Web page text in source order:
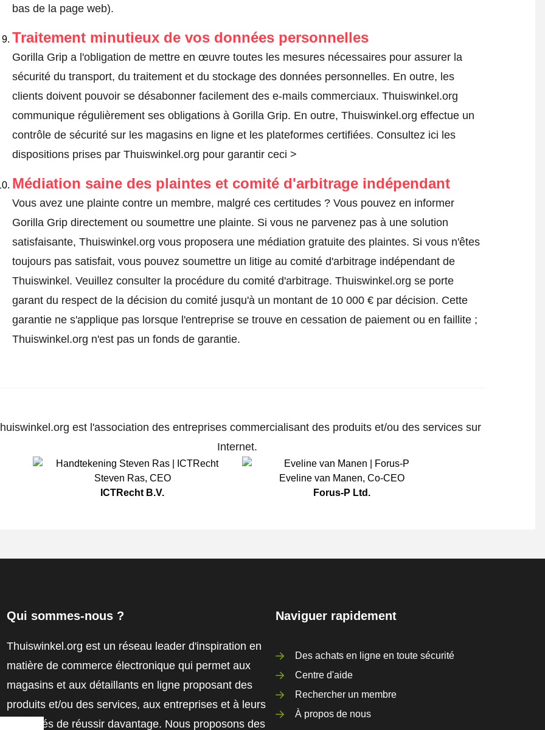
bas de la page web).
Traitement minutieux de vos données personnelles
Gorilla Grip a l'obligation de mettre en œuvre toutes les mesures nécessaires pour assurer la
sécurité du transport, du traitement et du stockage des données personnelles. En outre, les
clients doivent pouvoir se désabonner facilement des e-mails commerciaux. Thuiswinkel.org
communique régulièrement ses obligations à Gorilla Grip. En outre, Thuiswinkel.org effectue un
contrôle de sécurité sur les magasins en ligne et les plateformes certifiées. Consultez ici les
dispositions prises par Thuiswinkel.org pour garantir ceci >
Médiation saine des plaintes et comité d'arbitrage indépendant
Vous avez une plainte contre un membre, malgré ces certitudes ? Vous pouvez en informer
Gorilla Grip directement ou soumettre une plainte. Si vous ne parvenez pas à une solution
satisfaisante, Thuiswinkel.org vous proposera une médiation gratuite des plaintes. Si vous n'êtes
toujours pas satisfait, vous pouvez soumettre un litige au comité d'arbitrage indépendant de
Thuiswinkel. Veuillez consulter la procédure du comité d'arbitrage. Thuiswinkel.org se porte
garant du respect de la décision du comité jusqu'à un montant de 10 000 € par décision. Cette
garantie ne s'applique pas lorsque l'entreprise se trouve en cessation de paiement ou en faillite ;
Thuiswinkel.org n'est pas un fonds de garantie.
est l'association des entreprises commercialisant des produits et/ou des services sur
Internet.
Steven Ras, CEO
ICTRecht B.V.
Eveline van Manen, Co-CEO
Forus-P Ltd.
Qui sommes-nous ?
Thuiswinkel.org est un réseau leader d'inspiration en
matière de commerce électronique qui permet aux
magasins et aux détaillants en ligne proposant des
produits et/ou des services, aux entreprises et à leurs
employés de réussir davantage. Nous proposons des
Naviguer rapidement
Des achats en ligne en toute sécurité
Centre d'aide
Rechercher un membre
À propos de nous